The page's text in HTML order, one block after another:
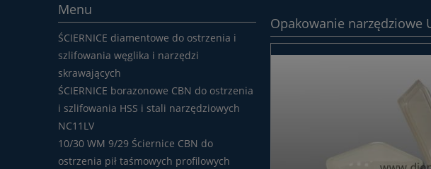
Menu
ŚCIERNICE diamentowe do ostrzenia i
szlifowania węglika i narzędzi
skrawających
ŚCIERNICE borazonowe CBN do ostrzenia
i szlifowania HSS i stali narzędziowych
NC11LV
10/30 WM 9/29 Ściernice CBN do
ostrzenia pił taśmowych profilowych
Opakowanie narzędziowe